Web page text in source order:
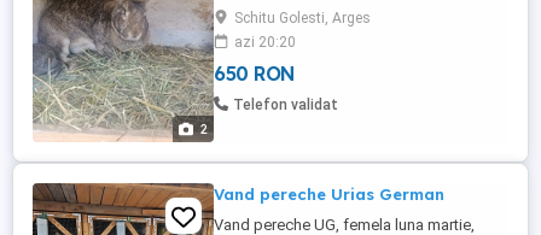
2
succes,provine din parinti arbitrati cu
certificat de origine,puii sunt femele
amnadoua, mai multe detalii la telefon
Schitu Golesti, Arges
azi 20:20
650 RON
Telefon validat
Vand pereche Urias German
Vand pereche UG, femela luna martie,